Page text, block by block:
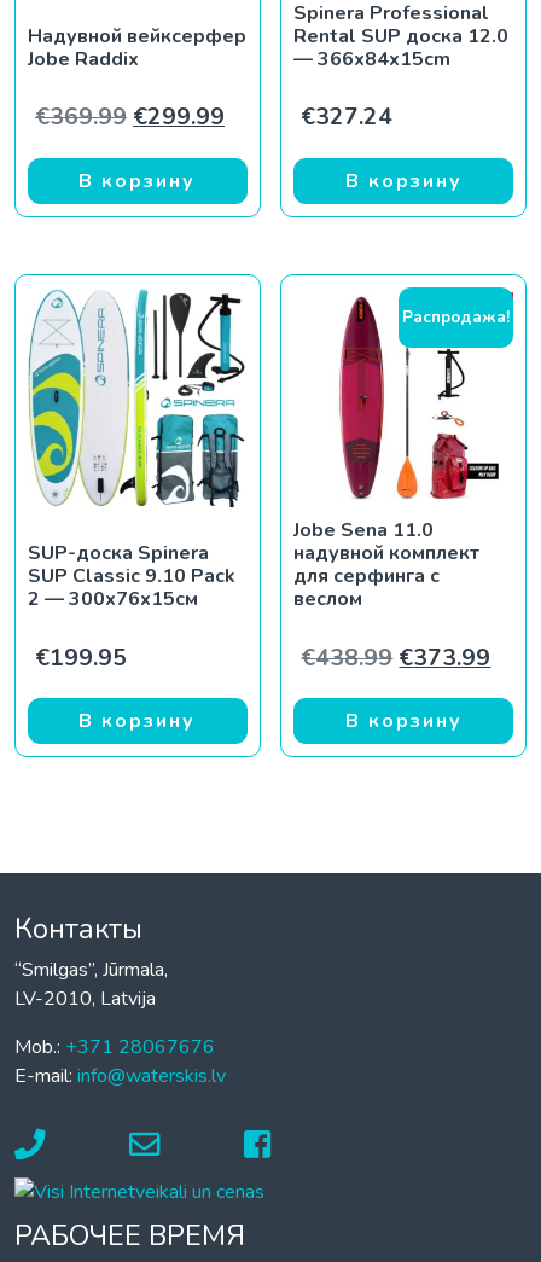
Надувной вейксерфер
Jobe Raddix
€369.99 Первоначальная цена составляла
€299.99 Текущая цена: €299.99.
В корзину
Spinera Professional
Rental SUP доска 12.0
— 366x84x15cm
€327.24
В корзину
SUP-доска Spinera
SUP Classic 9.10 Pack
2 — 300x76x15см
€199.95
В корзину
Распродажа!
Jobe Sena 11.0
надувной комплект
для серфинга с
веслом
€438.99 €373.99
В корзину
Контакты
“Smilgas”, Jūrmala,
LV-2010, Latvija
Mob.: +371 28067676
E-mail: info@waterskis.lv
РАБОЧЕЕ ВРЕМЯ